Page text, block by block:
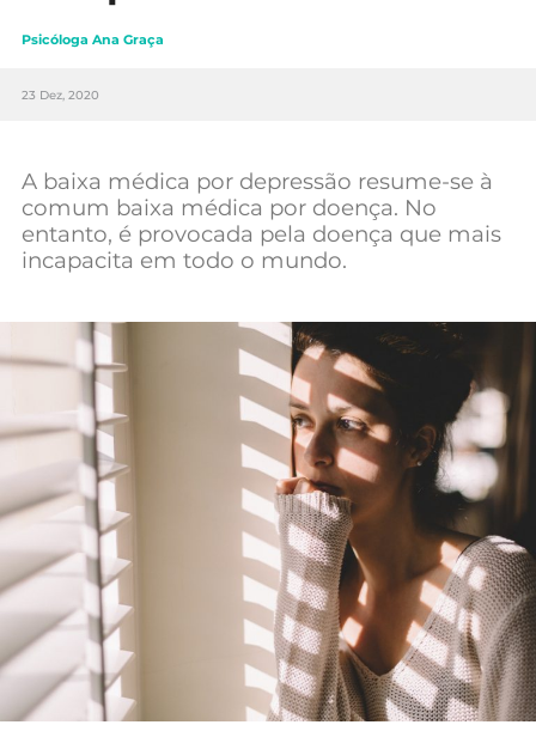
Mães e Bebés
Animais de Estimação
Psicóloga Ana Graça
23 Dez, 2020
A baixa médica por depressão resume-se à
comum baixa médica por doença. No
entanto, é provocada pela doença que mais
incapacita em todo o mundo.